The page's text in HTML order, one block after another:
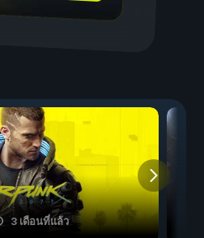
3 เดือนที่แล้ว